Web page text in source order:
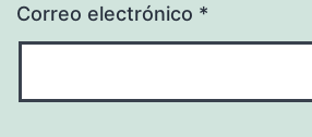
Correo electrónico *